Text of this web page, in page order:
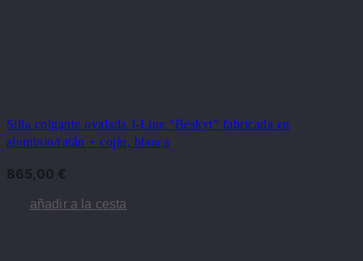
Silla colgante ovalada J-Line “Beskyt” fabricada en
aluminio/ratán + cojín, blanca
865,00 €
añadir a la cesta